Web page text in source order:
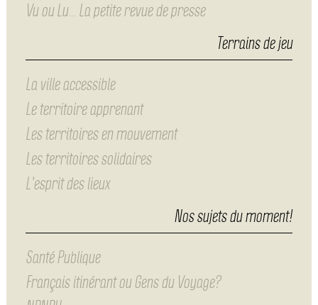
Vu ou Lu… La petite revue de presse
Terrains de jeu
La ville accessible
Le territoire apprenant
Les territoires en mouvement
Les territoires solidaires
L’esprit des lieux
Nos sujets du moment!
Santé Publique
Français itinérant ou Gens du Voyage?